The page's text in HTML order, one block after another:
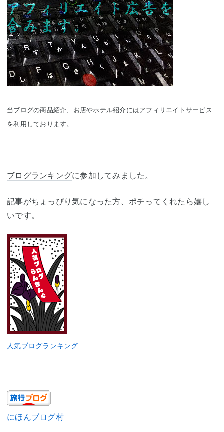
当ブログの商品紹介、お店やホテル紹介にはアフィリエイト サービス
を利用しております。
ブログランキングに参加してみました。
記事がちょっぴり気になった方、ポチってくれたら嬉し
いです。
人気ブログランキング
にほんブログ村